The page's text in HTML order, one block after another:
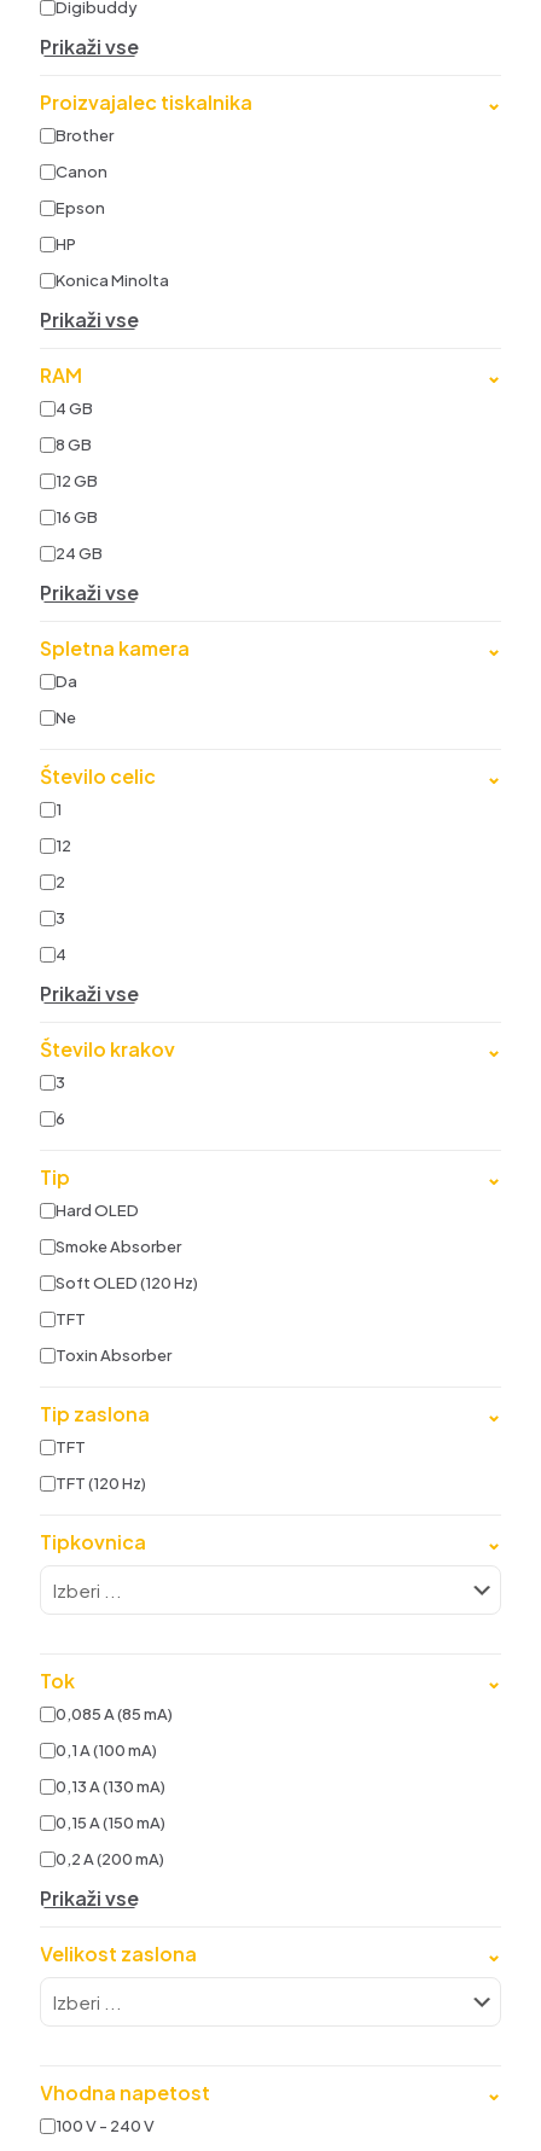
Digibuddy
Prikaži vse
Proizvajalec tiskalnika ⌄
Brother
Canon
Epson
HP
Konica Minolta
Prikaži vse
RAM ⌄
4 GB
8 GB
12 GB
16 GB
24 GB
Prikaži vse
Spletna kamera ⌄
Da
Ne
Število celic ⌄
1
12
2
3
4
Prikaži vse
Število krakov ⌄
3
6
Tip ⌄
Hard OLED
Smoke Absorber
Soft OLED (120 Hz)
TFT
Toxin Absorber
Tip zaslona ⌄
TFT
TFT (120 Hz)
Tipkovnica ⌄
Tok ⌄
0,085 A (85 mA)
0,1 A (100 mA)
0,13 A (130 mA)
0,15 A (150 mA)
0,2 A (200 mA)
Prikaži vse
Velikost zaslona ⌄
Vhodna napetost ⌄
100 V - 240 V